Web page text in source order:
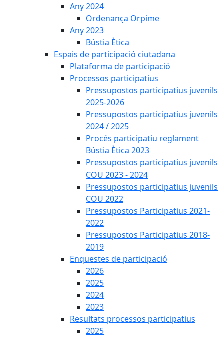
Any 2024
Ordenança Orpime
Any 2023
Bústia Ètica
Espais de participació ciutadana
Plataforma de participació
Processos participatius
Pressupostos participatius juvenils
2025-2026
Pressupostos participatius juvenils
2024 / 2025
Procés participatiu reglament
Bústia Ètica 2023
Pressupostos participatius juvenils
COU 2023 - 2024
Pressupostos participatius juvenils
COU 2022
Pressupostos Participatius 2021-
2022
Pressupostos Participatius 2018-
2019
Enquestes de participació
2026
2025
2024
2023
Resultats processos participatius
2025